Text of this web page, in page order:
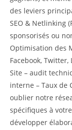
des leviers
SEO & Netlinking
sponsorisés ou
Optimisation des
Facebook,
Site – audit
interne – Taux de
oublier notre
spécifiques à
développer